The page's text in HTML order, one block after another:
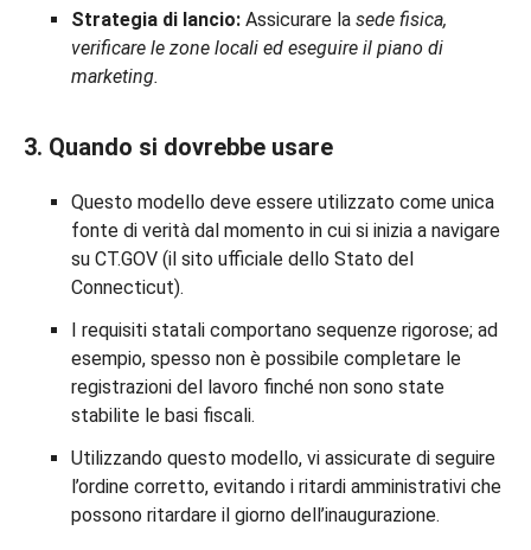
Strategia di lancio: Assicurare la sede fisica,
verificare le zone locali ed eseguire il piano di
marketing.
3. Quando si dovrebbe usare
Questo modello deve essere utilizzato come unica
fonte di verità dal momento in cui si inizia a navigare
su CT.GOV (il sito ufficiale dello Stato del
Connecticut).
I requisiti statali comportano sequenze rigorose; ad
esempio, spesso non è possibile completare le
registrazioni del lavoro finché non sono state
stabilite le basi fiscali.
Utilizzando questo modello, vi assicurate di seguire
l’ordine corretto, evitando i ritardi amministrativi che
possono ritardare il giorno dell’inaugurazione.